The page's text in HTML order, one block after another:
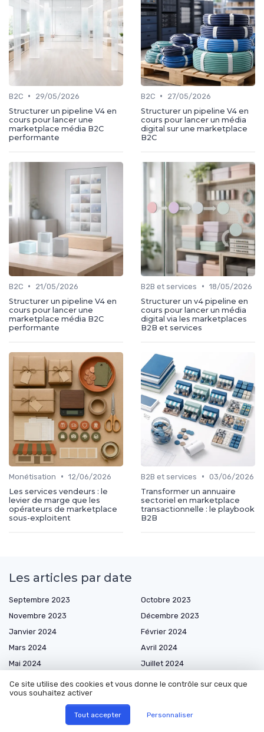
B2C •
29/05/2026
Structurer un pipeline V4 en
cours pour lancer une
marketplace média B2C
performante
B2C •
27/05/2026
Structurer un pipeline V4 en
cours pour lancer un média
digital sur une marketplace
B2C
B2C •
21/05/2026
Structurer un pipeline V4 en
cours pour lancer une
marketplace média B2C
performante
B2B et services • 18/05/2026
Structurer un v4 pipeline en
cours pour lancer un média
digital via les marketplaces
B2B et services
Monétisation • 12/06/2026
Les services vendeurs : le
levier de marge que les
opérateurs de marketplace
sous-exploitent
B2B et services • 03/06/2026
Transformer un annuaire
sectoriel en marketplace
transactionnelle : le playbook
B2B
Les articles par date
Septembre 2023
Octobre 2023
Novembre 2023
Décembre 2023
Janvier 2024
Février 2024
Mars 2024
Avril 2024
Mai 2024
Juillet 2024
Octobre 2024
Janvier 2025
Ce site utilise des cookies et vous donne le contrôle sur ceux que
vous souhaitez activer
Tout accepter Personnaliser